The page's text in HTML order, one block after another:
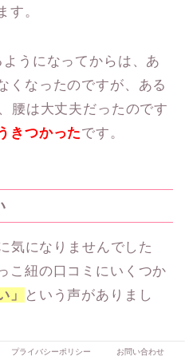
す。
うになってからは、あ
くなったのですが、ある
腰は大丈夫だったのです
きつかったです。
気になりませんでした
こ紐の口コミにいくつか
」
という声がありまし
プライバシーポリシー お問い合わせ